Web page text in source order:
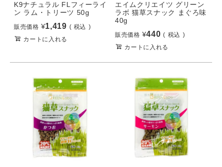
K9ナチュラル FLフィーライ
ン ラム・トリーツ 50g
販売価格 ¥1,419
税込
カートに入れる
エイムクリエイツ グリーン
ラボ 猫草スナック まぐろ味
40g
販売価格 ¥440
税込
カートに入れる